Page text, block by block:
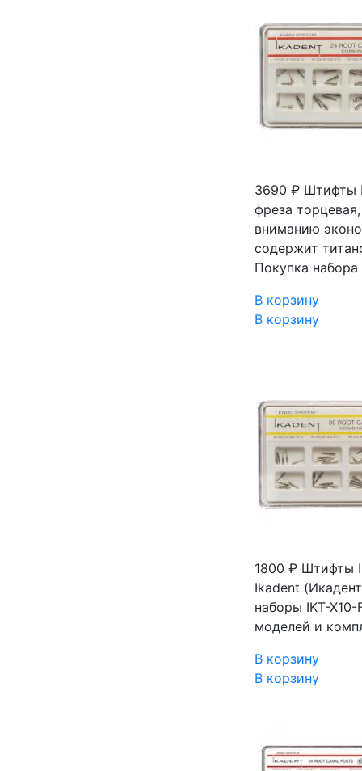
3690 ₽ Штифты
фреза
вниманию
содержит
Покупка
В корзину
В корзину
1800 ₽ Штифты
Ikadent
наборы IKT-
моделей и
В корзину
В корзину